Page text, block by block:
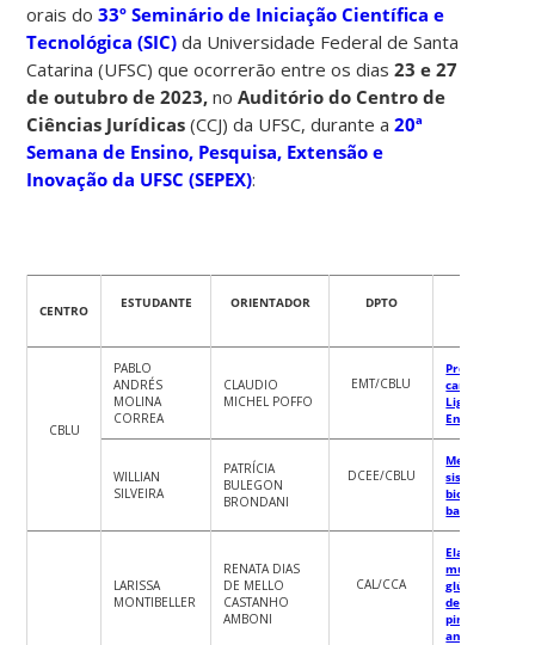
orais do33º Seminário de Iniciação Científica e
Tecnológica (SIC) da Universidade Federal de Santa
Catarina (UFSC) que ocorrerão entre os dias23 e 27
de outubro de 2023, noAuditório do Centro de
Ciências Jurídicas (CCJ) da UFSC, durante a20ª
Semana de Ensino, Pesquisa, Extensão e
Inovação da UFSC (SEPEX):
CENTRO ESTUDANTE ORIENTADOR DPTO
CBLU
PABLO
ANDRÉS
MOLINA
CORREA
CLAUDIO
MICHEL POFFO
EMT/CBLU
Produção e
Ligas de Alta
Entropia
WILLIAN
SILVEIRA
PATRÍCIA
BULEGON
BRONDANI
DCEE/CBLU
sistema
biomimético
baseado em
LARISSA
MONTIBELLER
RENATA DIAS
DE MELLO
CASTANHO
AMBONI
CAL/CCA
Elaboração de
muffins sem
glúten com
de farinha de
pinhão
angustifolia)